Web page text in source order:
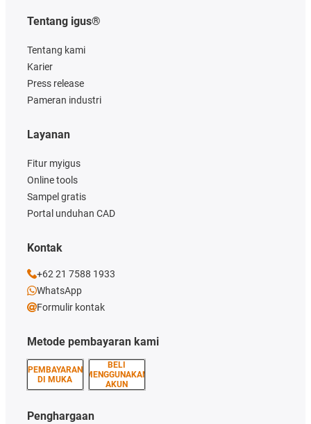
Tentang igus®
Tentang kami
Karier
Press release
Pameran industri
Metode pembayaran kami
PEMBAYARAN
DI MUKA
BELI
MENGGUNAKAN
AKUN
Layanan
Fitur myigus
Online tools
Sampel gratis
Portal unduhan CAD
Penghargaan
Kontak
+62 21 7588 1933
WhatsApp
Formulir kontak